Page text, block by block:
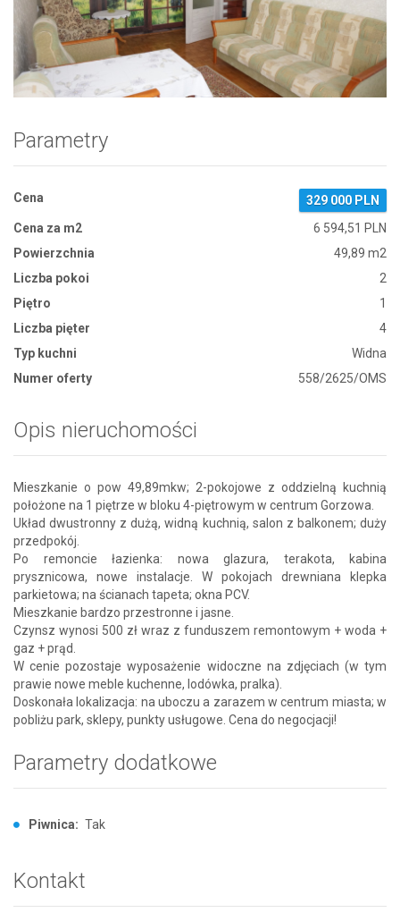
Zdjęcie 1
Parametry
Cena
329 000 PLN
Cena za m2
6 594,51 PLN
Powierzchnia
49,89 m2
Liczba pokoi
2
Piętro
1
Liczba pięter
4
Typ kuchni
Widna
Numer oferty
558/2625/OMS
Opis nieruchomości
Mieszkanie o pow 49,89mkw; 2-pokojowe z oddzielną kuchnią
położone na 1 piętrze w bloku 4-piętrowym w centrum Gorzowa.
Układ dwustronny z dużą, widną kuchnią, salon z balkonem; duży
przedpokój.
Po remoncie łazienka: nowa glazura, terakota, kabina
prysznicowa, nowe instalacje. W pokojach drewniana klepka
parkietowa; na ścianach tapeta; okna PCV.
Mieszkanie bardzo przestronne i jasne.
Czynsz wynosi 500 zł wraz z funduszem remontowym + woda +
gaz + prąd.
W cenie pozostaje wyposażenie widoczne na zdjęciach (w tym
prawie nowe meble kuchenne, lodówka, pralka).
Doskonała lokalizacja: na uboczu a zarazem w centrum miasta; w
pobliżu park, sklepy, punkty usługowe. Cena do negocjacji!
Parametry dodatkowe
Piwnica: Tak
Kontakt